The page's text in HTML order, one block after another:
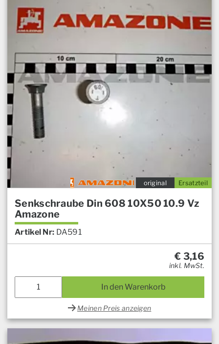
Ersatzteil
original
Senkschraube Din 608 10X50 10.9 Vz
Amazone
Artikel Nr: DA591
€ 3,16
inkl. MwSt.
In den Warenkorb
Meinen Preis anzeigen